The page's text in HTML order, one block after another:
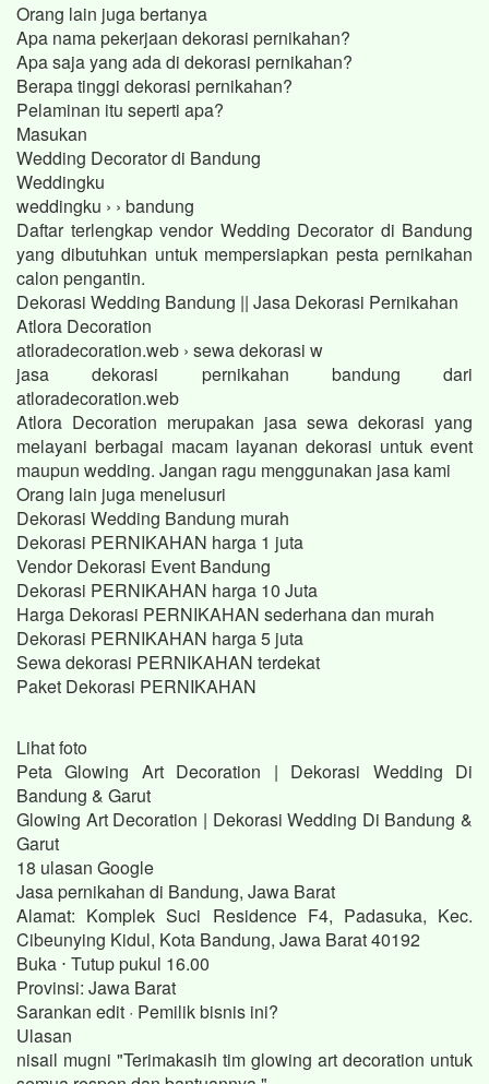
Orang lain juga bertanya
Apa nama pekerjaan dekorasi pernikahan?
Apa saja yang ada di dekorasi pernikahan?
Berapa tinggi dekorasi pernikahan?
Pelaminan itu seperti apa?
Masukan
Wedding Decorator di Bandung
Weddingku
weddingku › › bandung
Daftar terlengkap vendor Wedding Decorator di Bandung
yang dibutuhkan untuk mempersiapkan pesta pernikahan
calon pengantin.
Dekorasi Wedding Bandung || Jasa Dekorasi Pernikahan
Atlora Decoration
atloradecoration.web › sewa dekorasi w
jasa dekorasi pernikahan bandung dari
atloradecoration.web
Atlora Decoration merupakan jasa sewa dekorasi yang
melayani berbagai macam layanan dekorasi untuk event
maupun wedding. Jangan ragu menggunakan jasa kami
Orang lain juga menelusuri
Dekorasi Wedding Bandung murah
Dekorasi PERNIKAHAN harga 1 juta
Vendor Dekorasi Event Bandung
Dekorasi PERNIKAHAN harga 10 Juta
Harga Dekorasi PERNIKAHAN sederhana dan murah
Dekorasi PERNIKAHAN harga 5 juta
Sewa dekorasi PERNIKAHAN terdekat
Paket Dekorasi PERNIKAHAN
Lihat foto
Peta Glowing Art Decoration | Dekorasi Wedding Di
Bandung & Garut
Glowing Art Decoration | Dekorasi Wedding Di Bandung &
Garut
18 ulasan Google
Jasa pernikahan di Bandung, Jawa Barat
Alamat: Komplek Suci Residence F4, Padasuka, Kec.
Cibeunying Kidul, Kota Bandung, Jawa Barat 40192
Buka ⋅ Tutup pukul 16.00
Provinsi: Jawa Barat
Sarankan edit · Pemilik bisnis ini?
Ulasan
nisail mugni "Terimakasih tim glowing art decoration untuk